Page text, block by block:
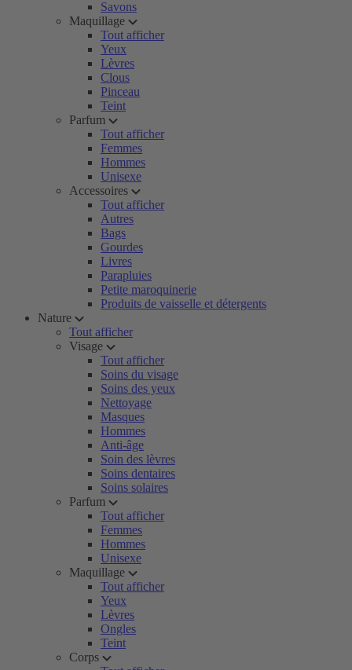
Savons
Maquillage
Tout afficher
Yeux
Lèvres
Clous
Pinceau
Teint
Parfum
Tout afficher
Femmes
Hommes
Unisexe
Accessoires
Tout afficher
Autres
Bags
Gourdes
Livres
Parapluies
Petite maroquinerie
Produits de vaisselle et détergents
Nature
Tout afficher
Visage
Tout afficher
Soins du visage
Soins des yeux
Nettoyage
Masques
Hommes
Anti-âge
Soin des lèvres
Soins dentaires
Soins solaires
Parfum
Tout afficher
Femmes
Hommes
Unisexe
Maquillage
Tout afficher
Yeux
Lèvres
Ongles
Teint
Corps